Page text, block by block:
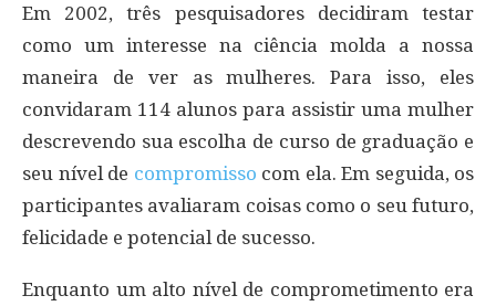
Em 2002, três pesquisadores decidiram testar
como um interesse na ciência molda a nossa
maneira de ver as mulheres. Para isso, eles
convidaram 114 alunos para assistir uma mulher
descrevendo sua escolha de curso de graduação e
seu nível de compromisso com ela. Em seguida, os
participantes avaliaram coisas como o seu futuro,
felicidade e potencial de sucesso.
Enquanto um alto nível de comprometimento era